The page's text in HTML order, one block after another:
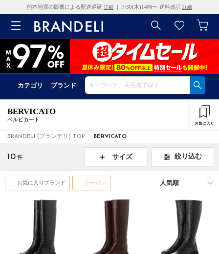
熊本地震の影響による配送遅延 詳細 ｜ 7/30(木)14時〜 送料改訂 詳細
カテゴリ ブランド
BERVICATO
ベルビカート
お気に入り
BRANDELI (ブランデリ) TOP BERVICATO
10 件 サイズ 絞り込む
お気に入りブランド クーポン